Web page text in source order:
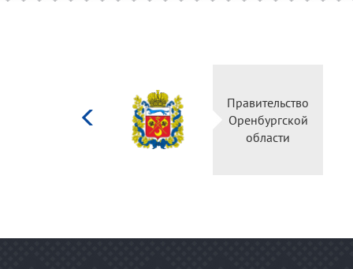
Правительство
Оренбургской
области